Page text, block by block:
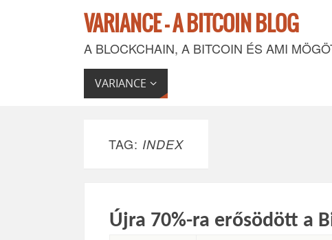
VARIANCE - A BITCOIN BLOG
A BLOCKCHAIN, A BITCOIN ÉS AMI
VARIANCE
TAG: INDEX
Újra 70%-ra erősödött a